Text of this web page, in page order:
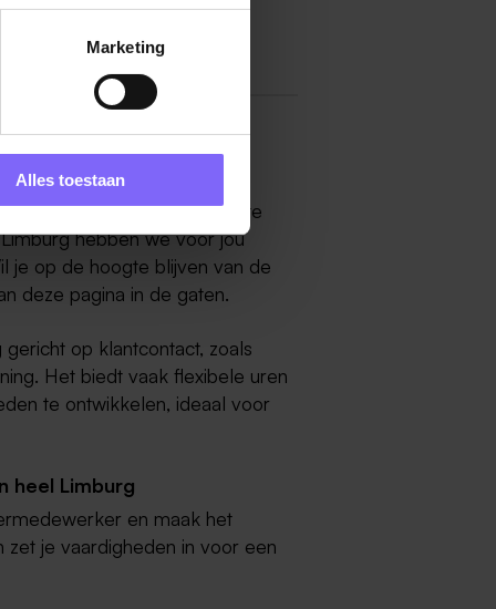
Marketing
Alles toestaan
Dan ben je op de juiste
hebben we voor jou
je op de hoogte blijven van de
deze pagina in de gaten.
op klantcontact, zoals
Het biedt vaak flexibele uren
te ontwikkelen, ideaal voor
heel Limburg
en maak het
zet je vaardigheden in voor een